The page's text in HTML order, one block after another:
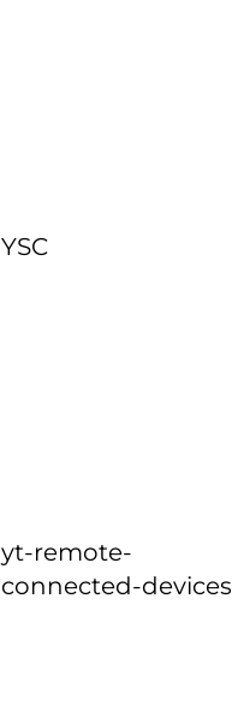
YSC
yt-remote-
connected-devices